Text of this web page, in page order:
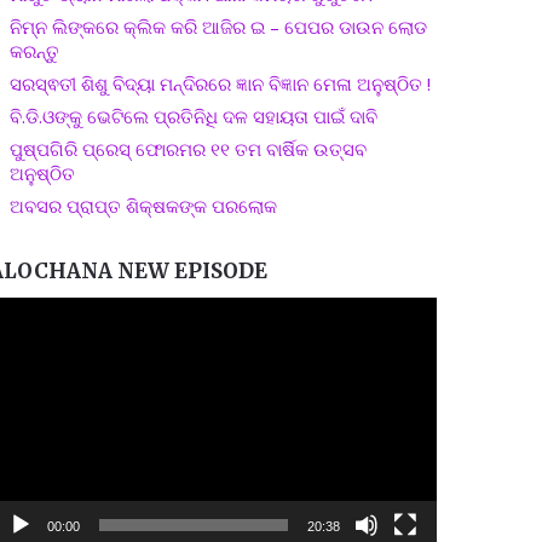
ନିମ୍ନ ଲିଙ୍କରେ କ୍ଲିକ କରି ଆଜିର ଇ – ପେପର ଡାଉନ ଲୋଡ
କରନ୍ତୁ
ସରସ୍ଵତୀ ଶିଶୁ ବିଦ୍ୟା ମନ୍ଦିରରେ ଜ୍ଞାନ ବିଜ୍ଞାନ ମେଳା ଅନୁଷ୍ଠିତ !
ବି.ଡି.ଓଙ୍କୁ ଭେଟିଲେ ପ୍ରତିନିଧି ଦଳ ସହାୟତା ପାଇଁ ଦାବି
ପୁଷ୍ପଗିରି ପ୍ରେସ୍ ଫୋରମର ୧୧ ତମ ବାର୍ଷିକ ଉତ୍ସବ
ଅନୁଷ୍ଠିତ
ଅବସର ପ୍ରାପ୍ତ ଶିକ୍ଷକଙ୍କ ପରଲୋକ
NEW EPISODE
00:00 20:38